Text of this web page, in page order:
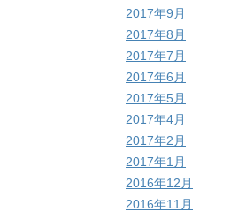
2017年9月
2017年8月
2017年7月
2017年6月
2017年5月
2017年4月
2017年2月
2017年1月
2016年12月
2016年11月